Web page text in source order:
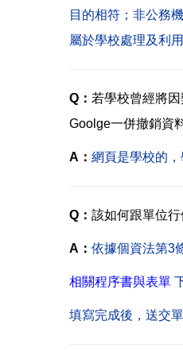
目的相符；非公務
屬於學校處理及利
Q： 若學校曾經將
Goolge一併撤銷資
A： 網頁是學校的
Q： 該如何跟單位
A： 依據個資法第3
相關程序書與表單
填寫完成後，送交